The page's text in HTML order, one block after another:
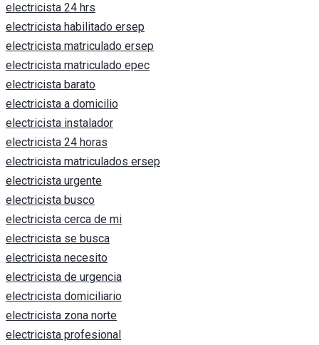
electricista 24 hrs
electricista habilitado ersep
electricista matriculado ersep
electricista matriculado epec
electricista barato
electricista a domicilio
electricista instalador
electricista 24 horas
electricista matriculados ersep
electricista urgente
electricista busco
electricista cerca de mi
electricista se busca
electricista necesito
electricista de urgencia
electricista domiciliario
electricista zona norte
electricista profesional